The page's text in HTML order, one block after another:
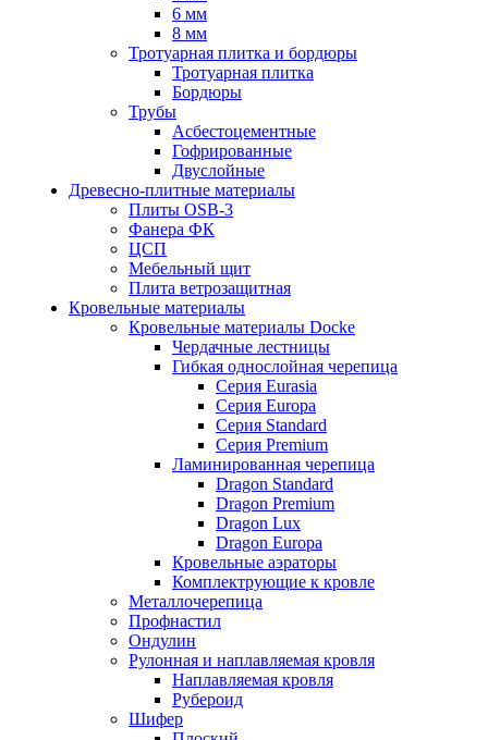
6 мм
8 мм
Тротуарная плитка и бордюры
Тротуарная плитка
Бордюры
Трубы
Асбестоцементные
Гофрированные
Двуслойные
Древесно-плитные материалы
Плиты OSB-3
Фанера ФК
ЦСП
Мебельный щит
Плита ветрозащитная
Кровельные материалы
Кровельные материалы Docke
Чердачные лестницы
Гибкая однослойная черепица
Серия Eurasia
Серия Europa
Серия Standard
Серия Premium
Ламинированная черепица
Dragon Standard
Dragon Premium
Dragon Lux
Dragon Europa
Кровельные аэраторы
Комплектрующие к кровле
Металлочерепица
Профнастил
Ондулин
Рулонная и наплавляемая кровля
Наплавляемая кровля
Рубероид
Шифер